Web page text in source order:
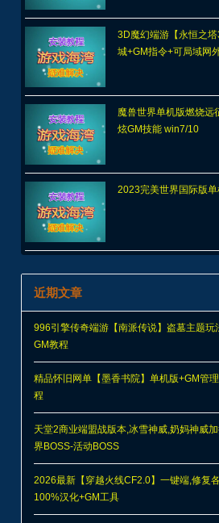
3D魔幻端游【永恒之塔
魔兽世界单机版燃烧远
近期文章
996引擎传奇端游【南派传说】盗墓主题玩
GM教程
精品怀旧网单【墨香书院】单机版+GM管
程
天堂2商业端盟战版本,冰雪神威,奶妈神威加
界BOSS-活动BOSS
2026最新【穿越火线CF2.0】一键端,修复
100%汉化+GM工具